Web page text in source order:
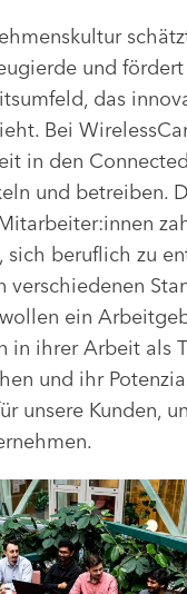
und
das
Bei
in den
und betreiben.
beruflich zu
verschiedenen
ein
in ihrer Arbeit als
und ihr
unsere Kunden,